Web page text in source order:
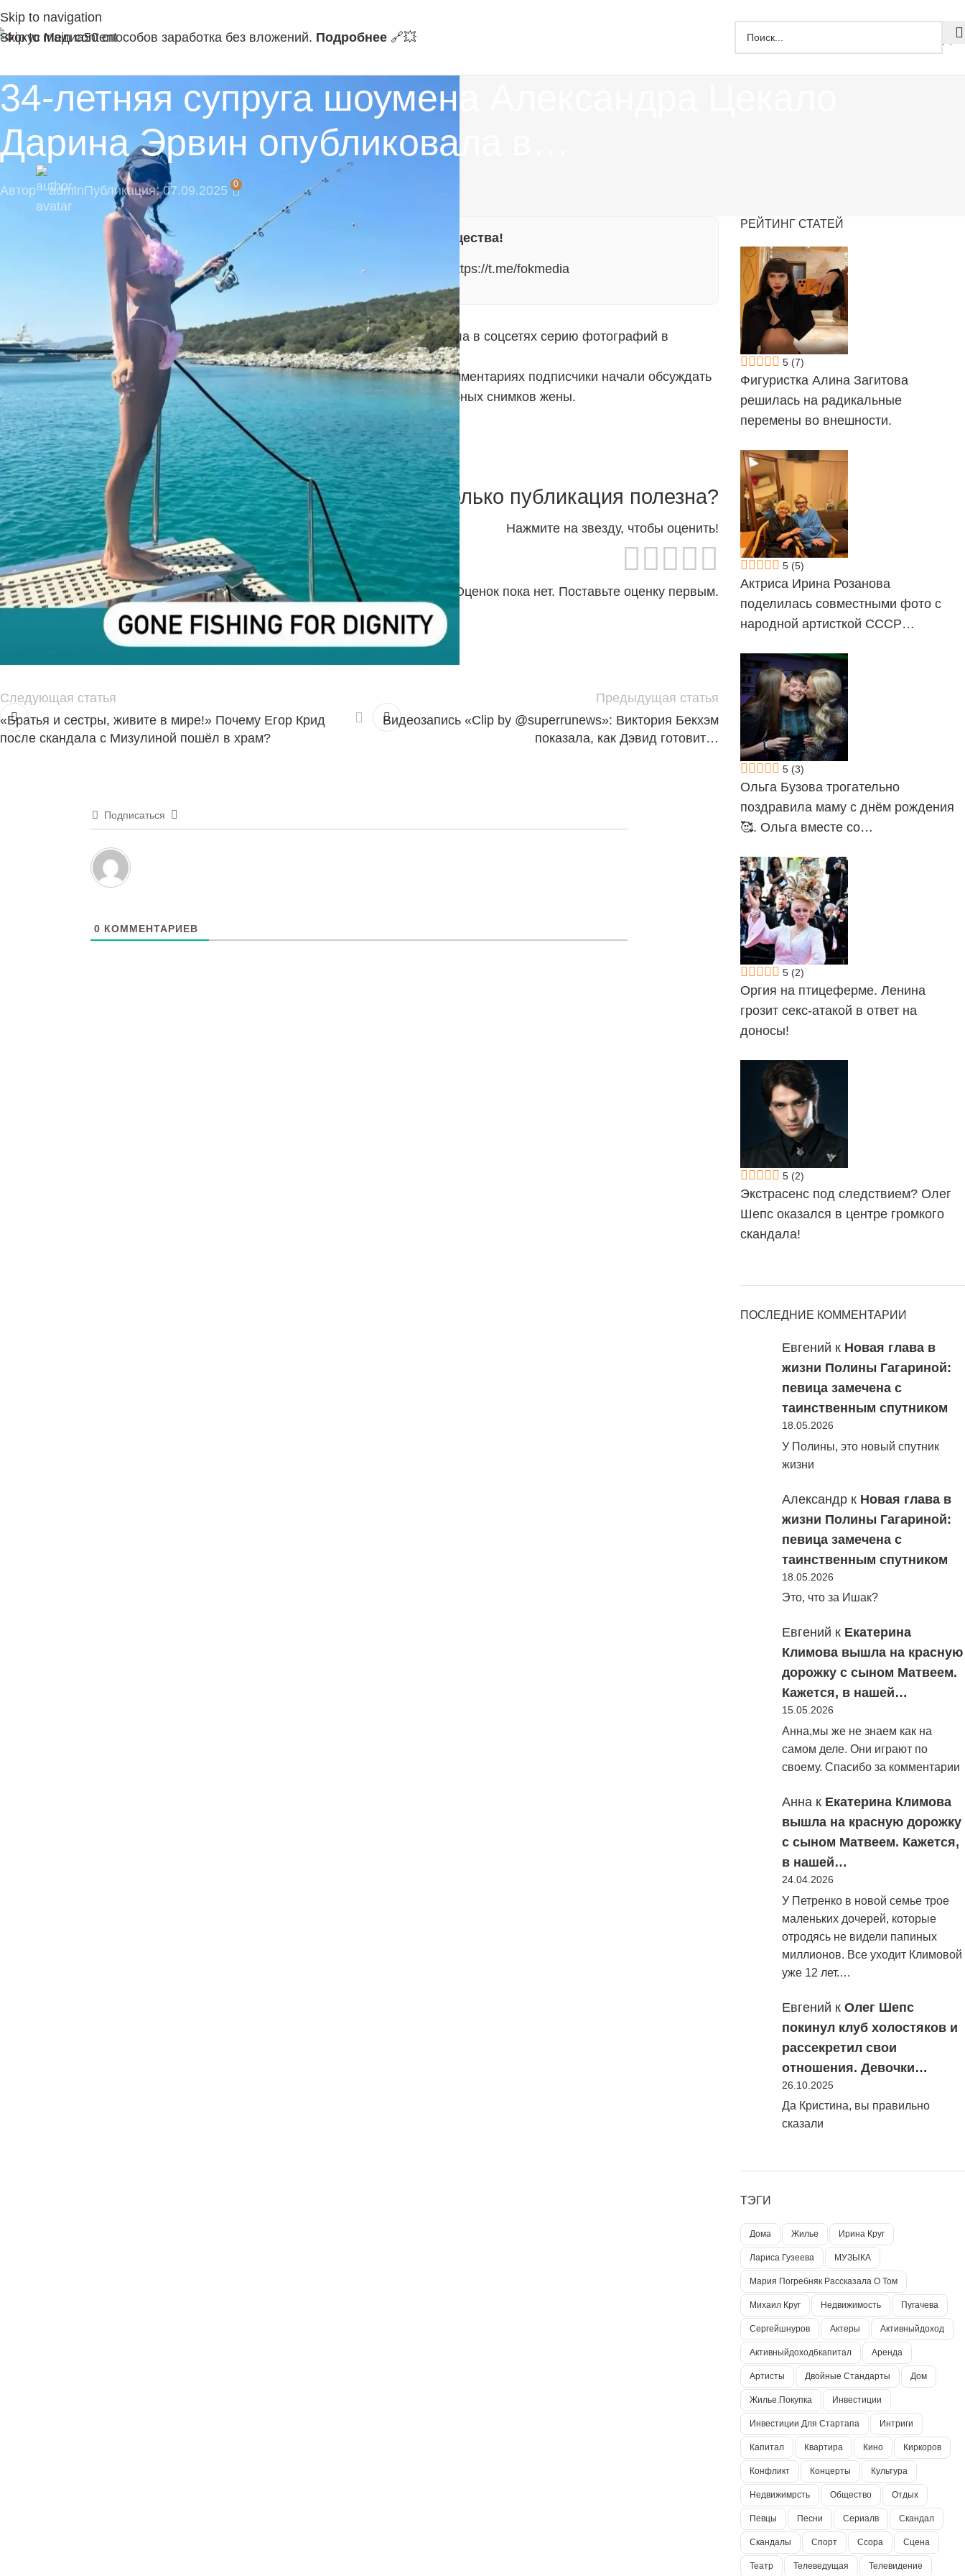
Skip to navigation
Skip to main content50 способов заработка без вложений. Подробнее 🔗‍💥
34-летняя супруга шоумена Александра Цекало
Дарина Эрвин опубликовала в…
Автор adminПубликация: 07.09.2025 0
🔥 Пока нас мало — вы сможете напрямую влиять на развитие сообщества!
Подпишитесь на наш Telegram-канал, там моментальные уведомления: https://t.me/fokmedia
34-летняя супруга шоумена Александра Цекало Дарина Эрвин опубликовала в соцсетях серию фотографий в
необычных и провокационных образах.
Судя по всему, в роли фотографа выступил сам 64-летний продюсер. В комментариях подписчики начали обсуждать
внешность Дарины и заодно спорить о том, почему Цекало не против подобных снимков жены.
А как вам такие фотосессии?
Насколько публикация полезна?
Нажмите на звезду, чтобы оценить!
Оценок пока нет. Поставьте оценку первым.
Следующая статья
«Братья и сестры, живите в мире!» Почему Егор Крид
после скандала с Мизулиной пошёл в храм?
Предыдущая статья
Видеозапись «Clip by @superrunews»: Виктория Бекхэм
показала, как Дэвид готовит…
Подписаться
0 КОММЕНТАРИЕВ
РЕЙТИНГ СТАТЕЙ
5 (7)
Фигуристка Алина Загитова
решилась на радикальные
перемены во внешности.
5 (5)
Актриса Ирина Розанова
поделилась совместными фото с
народной артисткой СССР…
5 (3)
Ольга Бузова трогательно
поздравила маму с днём рождения
🥰. Ольга вместе со…
5 (2)
Оргия на птицеферме. Ленина
грозит секс-атакой в ответ на
доносы!
5 (2)
Экстрасенс под следствием? Олег
Шепс оказался в центре громкого
скандала!
ПОСЛЕДНИЕ КОММЕНТАРИИ
Евгений к Новая глава в
жизни Полины Гагариной:
певица замечена с
таинственным спутником
18.05.2026
У Полины, это новый спутник
жизни
Александр к Новая глава в
жизни Полины Гагариной:
певица замечена с
таинственным спутником
18.05.2026
Это, что за Ишак?
Евгений к Екатерина
Климова вышла на красную
дорожку с сыном Матвеем.
Кажется, в нашей…
15.05.2026
Анна,мы же не знаем как на
самом деле. Они играют по
своему. Спасибо за комментарии
Анна к Екатерина Климова
вышла на красную дорожку
с сыном Матвеем. Кажется,
в нашей…
24.04.2026
У Петренко в новой семье трое
маленьких дочерей, которые
отродясь не видели папиных
миллионов. Все уходит Климовой
уже 12 лет.…
Евгений к Олег Шепс
покинул клуб холостяков и
рассекретил свои
отношения. Девочки…
26.10.2025
Да Кристина, вы правильно
сказали
ТЭГИ
Дома Жилье Ирина Круг
Лариса Гузеева МУЗЫКА
Мария Погребняк Рассказала О Том
Михаил Круг Недвижимость Пугачева
Сергейшнуров Актеры Активныйдоход
Активныйдоход6капитал Аренда
Артисты Двойные Стандарты Дом
Жилье.покупка Инвестиции
Инвестиции Для Стартапа Интриги
Капитал Квартира Кино Киркоров
Конфликт Концерты Культура
Недвижимрсть Общество Отдых
Певцы Песни Сериалв Скандал
Скандалы Спорт Ссора Сцена
Театр Телеведущая Телевидение